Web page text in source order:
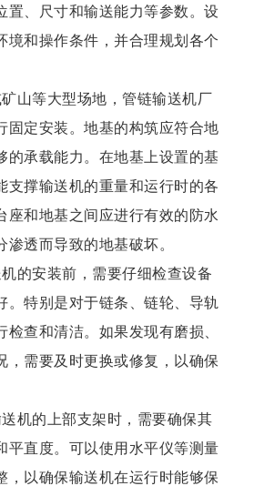
置、尺寸和输送能力等参数。设
境和操作条件，并合理规划各个
山等大型场地，管链输送机厂
固定安装。地基的构筑应符合地
的承载能力。在地基上设置的基
支撑输送机的重量和运行时的各
座和地基之间应进行有效的防水
透而导致的地基破坏。
的安装前，需要仔细检查设备
。特别是对于链条、链轮、导轨
检查和清洁。如果发现有磨损、
，需要及时更换或修复，以确保
机的上部支架时，需要确保其
平直度。可以使用水平仪等测量
，以确保输送机在运行时能够保